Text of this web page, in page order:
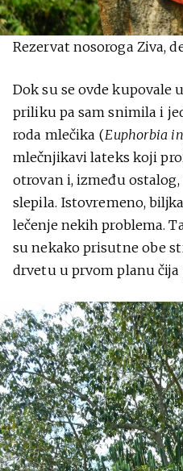
Rezervat nosoroga Ziva,
Dok su se ovde kupovale
priliku pa sam snimila i
roda mlečika (Euphorbia
mlečnjikavi lateks koji
otrovan i, između ostalog,
slepila. Istovremeno,
lečenje nekih problema.
su nekako prisutne obe
drvetu u prvom planu čija